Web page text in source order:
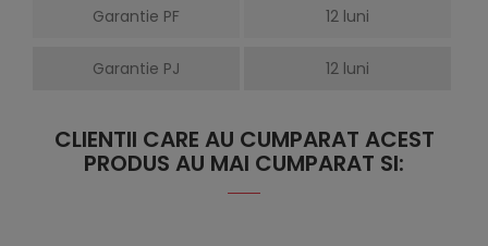
Garantie PF 12 luni
Garantie PJ 12 luni
CLIENTII CARE AU CUMPARAT ACEST
PRODUS AU MAI CUMPARAT SI: